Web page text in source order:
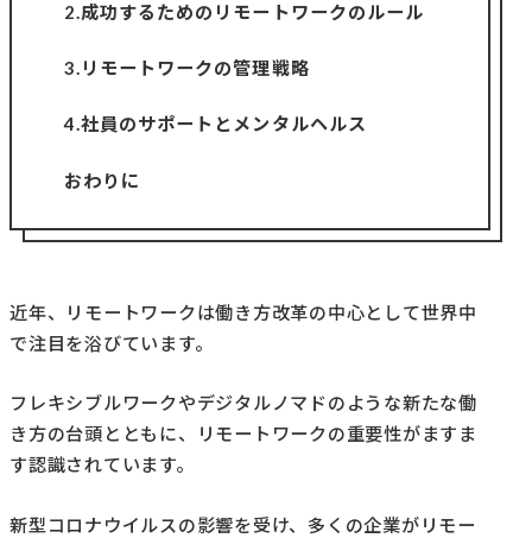
2.成功するためのリモートワークのルール
3.リモートワークの管理戦略
4.社員のサポートとメンタルヘルス
おわりに
近年、リモートワークは働き方改革の中心として世界中
で注目を浴びています。
フレキシブルワークやデジタルノマドのような新たな働
き方の台頭とともに、リモートワークの重要性がますま
す認識されています。
新型コロナウイルスの影響を受け、多くの企業がリモー